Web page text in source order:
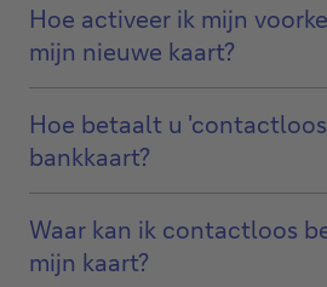
Hoe activeer ik mijn
mijn nieuwe kaart?
Hoe betaalt u
bankkaart?
Waar kan ik contactloos
mijn kaart?